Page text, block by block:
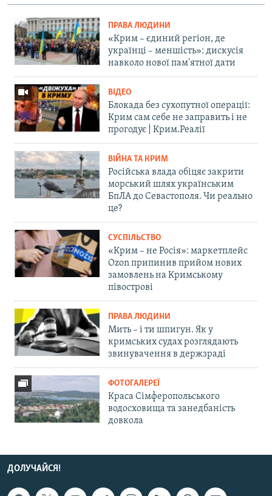
ПРАВА ЛЮДИНИ
«Крим – єдиний регіон, де
українці – меншість»: дискусія
навколо нової пам'ятної дати
ВІДЕО
Блокада без сухопутної операції:
Крим сам себе не заправить і не
прогодує | Крим.Реалії
ВІЙНА ТА КРИМ
Російська влада обіцяє закрити
морський шлях українським
БпЛА до Севастополя. Чи реально
це?
СУСПІЛЬСТВО
«Крим – не Росія»: маркетплейс
Ozon припинив прийом нових
замовлень на Кримському
півострові
ПРАВА ЛЮДИНИ
Мить – і ти шпигун. Як у
кримських судах розглядають
звинувачення в держзраді
ФОТОГАЛЕРЕЇ
Краса Сімферопольського
водосховища та занедбаність
довкола
ДОЛУЧАЙСЯ!